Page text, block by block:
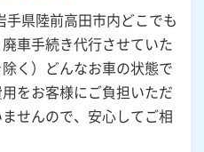
県陸前高田市内どこでも
車手続き代行させていた
く）どんなお車の状態で
をお客様にご負担いただ
せんので、安心してご相